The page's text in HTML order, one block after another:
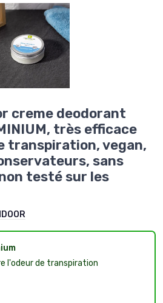
creme deodorant
très efficace
transpiration, vegan,
sans
testé sur les
l'odeur de transpiration